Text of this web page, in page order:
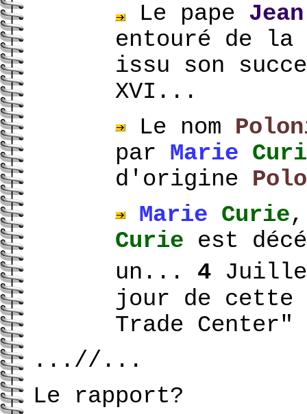
Le pape
entouré de la
issu son
XVI...
Le nom
par Marie
d'origine
Marie Curie,
Curie est
un... 4
jour de cette
Trade Center"
...//...
Le rapport?